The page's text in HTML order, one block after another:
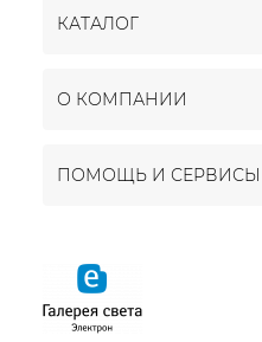
КАТАЛОГ
О КОМПАНИИ
ПОМОЩЬ И СЕРВИСЫ